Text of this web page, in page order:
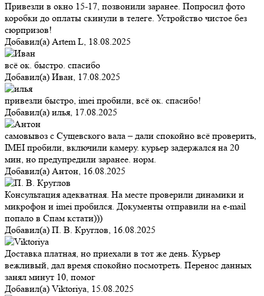
Привезли в окно 15-17, позвонили заранее. Попросил фото
коробки до оплаты скинули в телеге. Устройство чистое без
сюрпризов!
Добавил(а) Artem L, 18.08.2025
всё ок. быстро. спасибо
Добавил(а) Иван, 17.08.2025
привезли быстро, imei пробили, всё ок. спасибо!
Добавил(а) илья, 17.08.2025
самовывоз с Сущевского вала – дали спокойно всё проверить,
IMEI пробили, включили камеру. курьер задержался на 20
мин, но предупредили заранее. норм.
Добавил(а) Антон, 16.08.2025
Консультация адекватная. На месте проверили динамики и
микрофон и imei пробился. Документы отправили на e-mail
попало в Спам кстати)))
Добавил(а) П. В. Круглов, 16.08.2025
Доставка платная, но приехали в тот же день. Курьер
вежливый, дал время спокойно посмотреть. Перенос данных
занял минут 10, помог
Добавил(а) Viktoriya, 15.08.2025